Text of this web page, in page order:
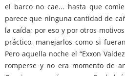
el barco no cae... hasta que
parece que ninguna cantidad de
la caída; por eso y por otros
práctico, manejarlos como si
Pero aquella noche el “Exxon
romperse y no era momento de